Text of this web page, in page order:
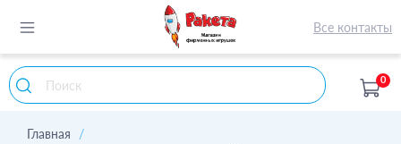
Все контакты
0
Главная